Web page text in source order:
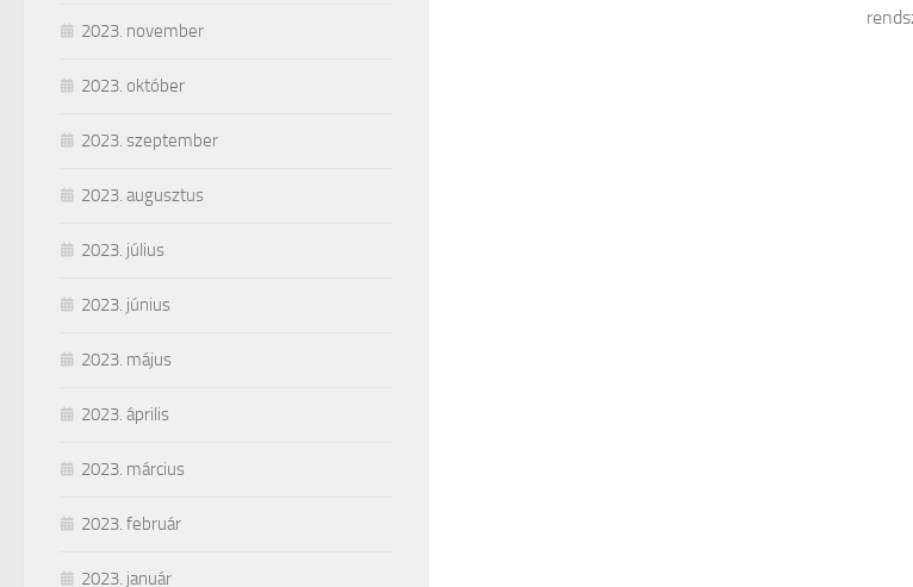
2023. november
2023. október
2023. szeptember
2023. augusztus
2023. július
2023. június
2023. május
2023. április
2023. március
2023. február
2023. január